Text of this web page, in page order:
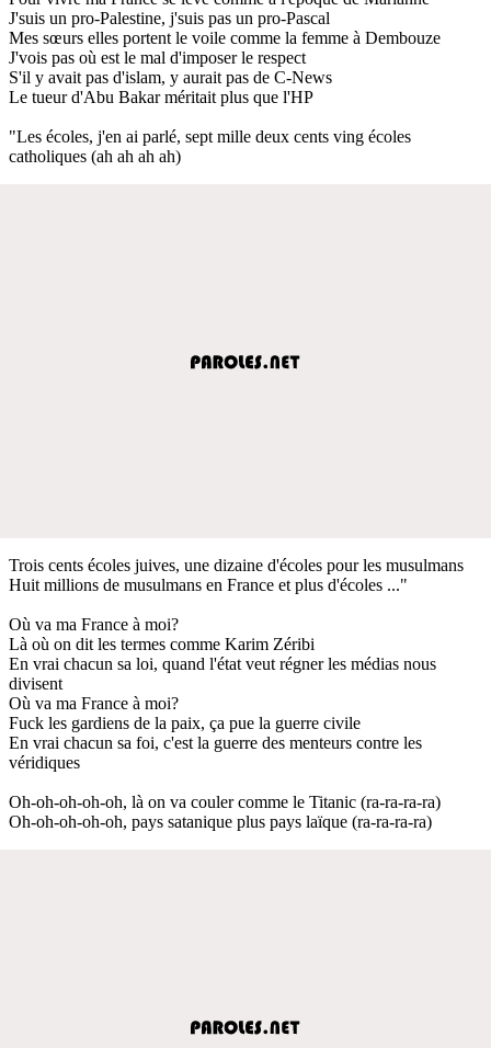
J'suis un pro-Palestine, j'suis pas un pro-Pascal
Mes sœurs elles portent le voile comme la femme à Dembouze
J'vois pas où est le mal d'imposer le respect
S'il y avait pas d'islam, y aurait pas de C-News
Le tueur d'Abu Bakar méritait plus que l'HP
"Les écoles, j'en ai parlé, sept mille deux cents ving écoles
catholiques (ah ah ah ah)
Trois cents écoles juives, une dizaine d'écoles pour les musulmans
Huit millions de musulmans en France et plus d'écoles ..."
Où va ma France à moi?
Là où on dit les termes comme Karim Zéribi
En vrai chacun sa loi, quand l'état veut régner les médias nous
divisent
Où va ma France à moi?
Fuck les gardiens de la paix, ça pue la guerre civile
En vrai chacun sa foi, c'est la guerre des menteurs contre les
véridiques
Oh-oh-oh-oh-oh, là on va couler comme le Titanic (ra-ra-ra-ra)
Oh-oh-oh-oh-oh, pays satanique plus pays laïque (ra-ra-ra-ra)